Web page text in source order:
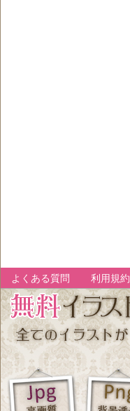
よくある質問 利用規約